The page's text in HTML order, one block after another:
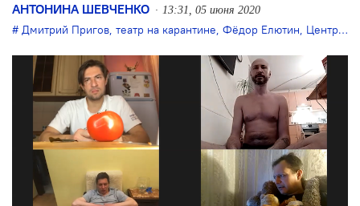
АНТОНИНА ШЕВЧЕНКО 13:31, 05 июня 2020
Дмитрий Пригов, театр на карантине, Фёдор Елютин, Центр Вознесенского